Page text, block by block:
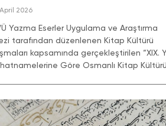
2026
Yazma Eserler Uygulama ve Araştırma
tarafından düzenlenen Kitap Kültürü
kapsamında gerçekleştirilen “XIX.
Göre Osmanlı Kitap